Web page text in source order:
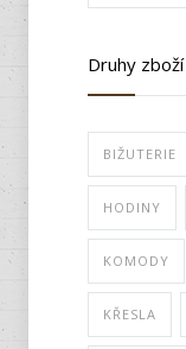
Druhy zboží
BIŽUTERIE
HODINY
KOMODY
KŘESLA